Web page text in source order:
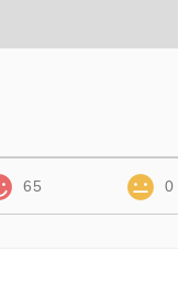
65 0